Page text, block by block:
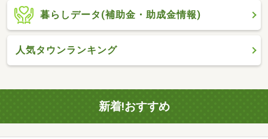
暮らしデータ(補助金・助成金情報)
人気タウンランキング
新着!おすすめ